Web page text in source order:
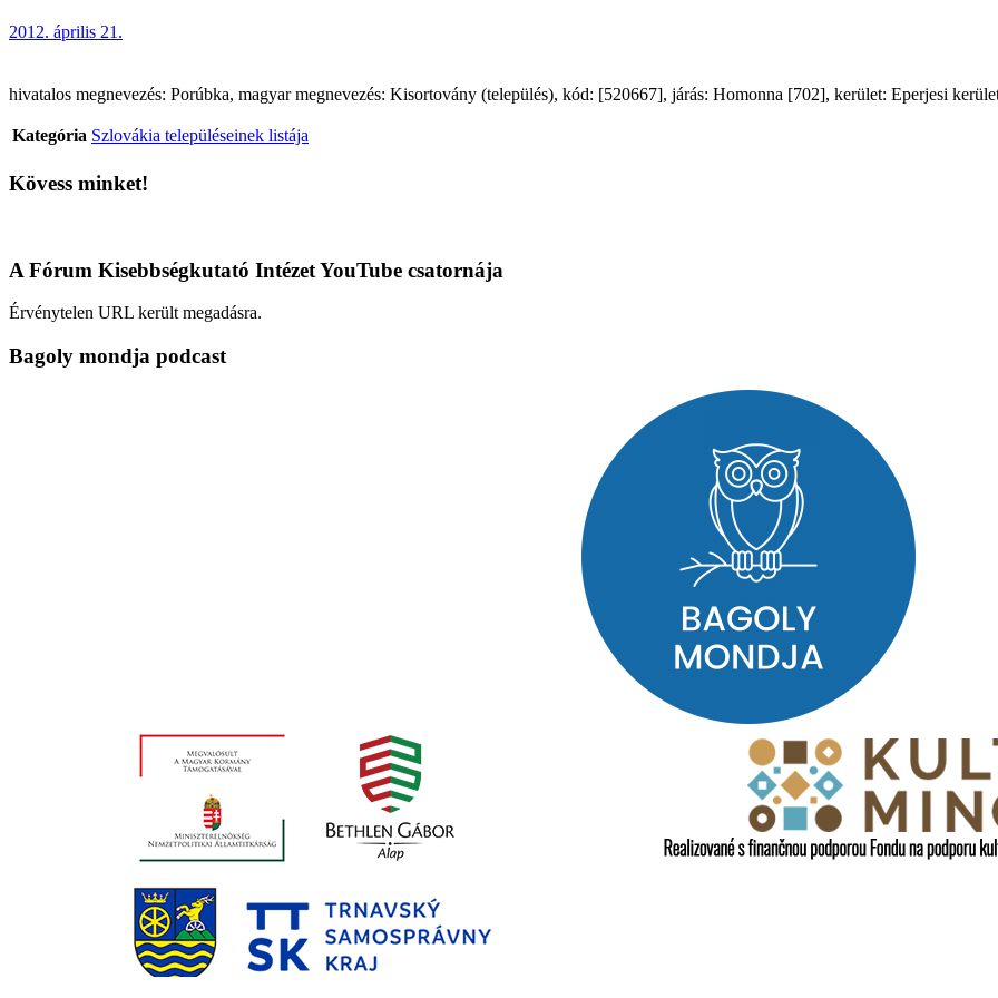
2012. április 21.
hivatalos megnevezés: Porúbka, magyar megnevezés: Kisortovány (település), kód: [520667], járás: Homonna [702], kerület: Eperjesi
Kategória Szlovákia településeinek listája
Kövess minket!
A Fórum Kisebbségkutató Intézet YouTube csatornája
Érvénytelen URL került megadásra.
Bagoly mondja podcast